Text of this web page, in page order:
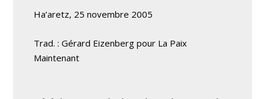
Ha’aretz, 25 novembre 2005
Trad. : Gérard Eizenberg pour La Paix
Maintenant